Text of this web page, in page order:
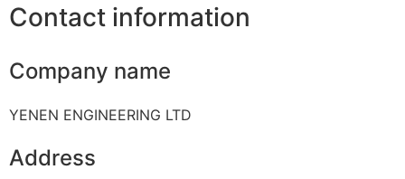
Contact information
Company name
YENEN ENGINEERING LTD
Address